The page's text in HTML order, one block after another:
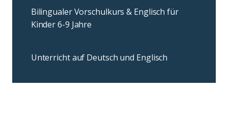
Bilingualer Vorschulkurs & Englisch für
Kinder 6-9 Jahre
Unterricht auf Deutsch und Englisch